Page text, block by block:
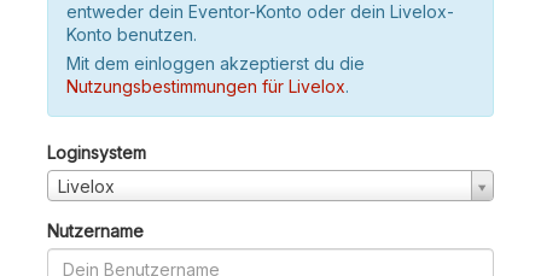
entweder dein Eventor-Konto oder dein Livelox-
Konto benutzen.
Mit dem einloggen akzeptierst du die
Nutzungsbestimmungen für Livelox.
Loginsystem
Livelox
Nutzername